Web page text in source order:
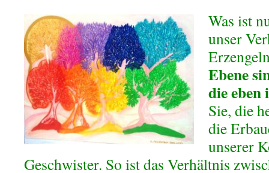
Was ist
unser
Ebene
die
Sie, die
die
unserer
Geschwister. So ist das Verhältnis